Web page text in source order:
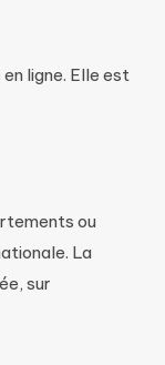
ligne. Elle est
ou
La
sur